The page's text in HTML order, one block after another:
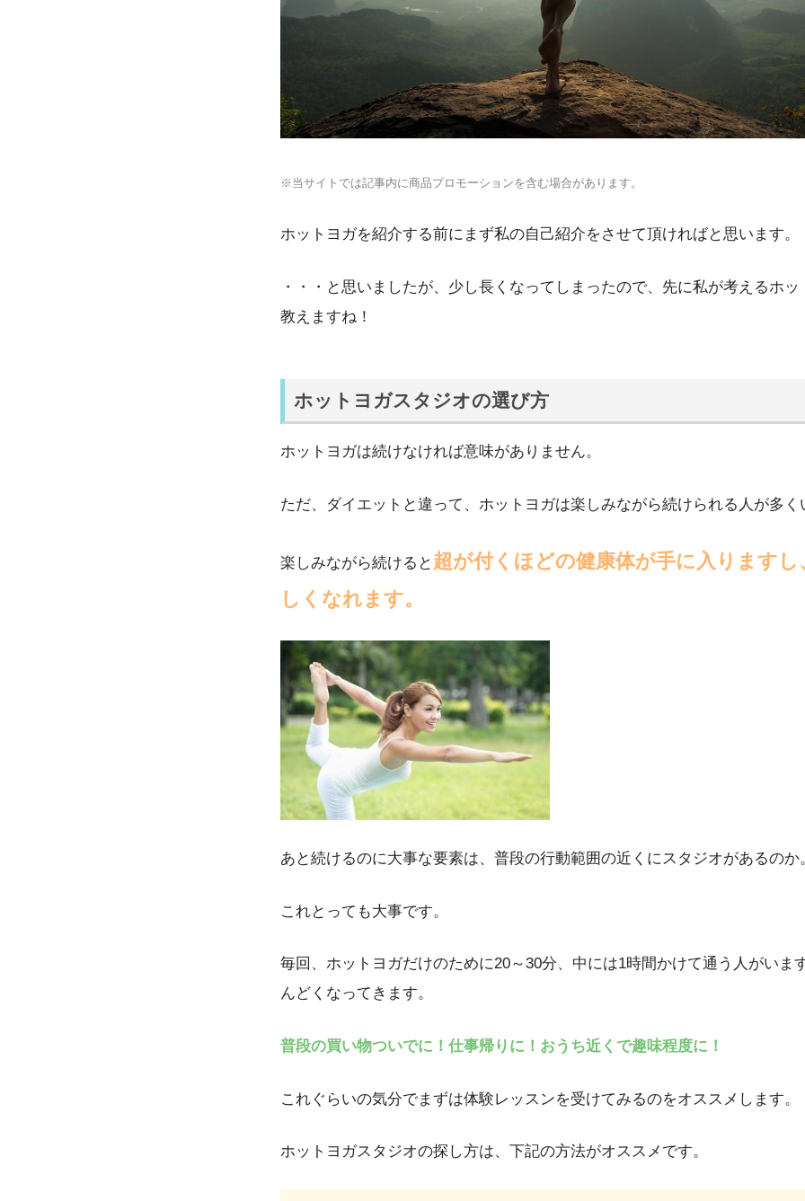
※当サイトでは記事内に商品プロモーションを含む場合があります。
ホットヨガを紹介する前にまず私の自己紹介をさせて頂ければと思います。
・・・と思いましたが、少し長くなってしまったので、先に私が考えるホ
教えますね！
ホットヨガスタジオの選び方
ホットヨガは続けなければ意味がありません。
ただ、ダイエットと違って、ホットヨガは楽しみながら続けられる人が多く
楽しみながら続けると 超が付くほどの健康体が手に入ります
しくなれます。
あと続けるのに大事な要素は、普段の行動範囲の近くにスタジオがあるのか
これとっても大事です。
毎回、ホットヨガだけのために20～30分、中には1時間かけて通う人がいま
んどくなってきます。
普段の買い物ついでに！仕事帰りに！おうち近くで趣味程度に！
これぐらいの気分でまずは体験レッスンを受けてみるのをオススメします。
ホットヨガスタジオの探し方は、下記の方法がオススメです。